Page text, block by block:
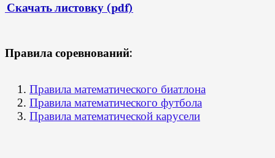
Скачать листовку (pdf)
Правила соревнований:
Правила математического биатлона
Правила математического футбола
Правила математической карусели